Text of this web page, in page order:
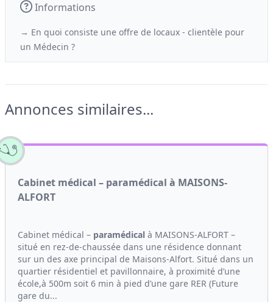
Informations
→ En quoi consiste une offre de locaux - clientèle pour
un Médecin ?
Annonces similaires...
Cabinet médical – paramédical à MAISONS-
ALFORT
Cabinet médical – paramédical à MAISONS-ALFORT –
situé en rez-de-chaussée dans une résidence donnant
sur un des axe principal de Maisons-Alfort. Situé dans un
quartier résidentiel et pavillonnaire, à proximité d’une
école,à 500m soit 6 min à pied d’une gare RER (Future
gare du...